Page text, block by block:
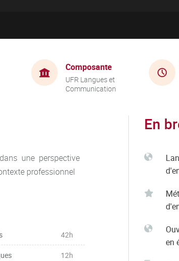
Composante
UFR Langues et
Communication
une perspective
professionnel
42h
12h
En
en